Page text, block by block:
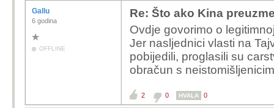
Gallu
6 godina
OFFLINE
Re: Što ako Kina
Ovdje govorimo o
Jer nasljednici vlasti na
pobijedili, proglasili su
obračun s
2 0 HVALA 0